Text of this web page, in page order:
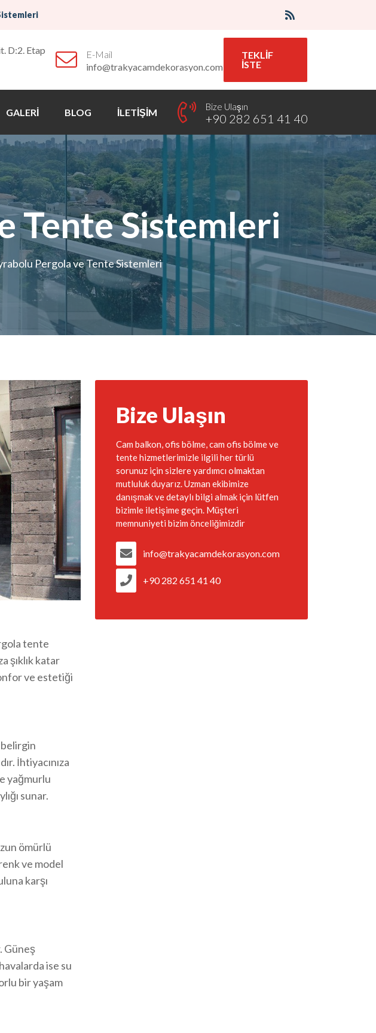
D:2. Etap
E-Mail
info@trakyacamdekorasyon.com
TEKLİF
İSTE
GALERİ BLOG İLETİŞİM
Bize Ulaşın
+90 282 651 41 40
Tente Sistemleri
Pergola ve Tente Sistemleri
tente
şıklık katar
ve estetiği
İhtiyacınıza
yağmurlu
sunar.
ömürlü
ve model
karşı
Güneş
ise su
bir yaşam
Bize Ulaşın
Cam balkon, ofis bölme, cam ofis bölme ve
tente hizmetlerimizle ilgili her türlü
sorunuz için sizlere yardımcı olmaktan
mutluluk duyarız. Uzman ekibimize
danışmak ve detaylı bilgi almak için lütfen
bizimle iletişime geçin. Müşteri
memnuniyeti bizim önceliğimizdir
info@trakyacamdekorasyon.com
+90 282 651 41 40